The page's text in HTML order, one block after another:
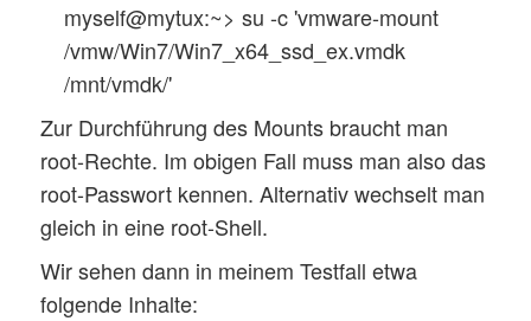
myself@mytux:~> su -c 'vmware-mount
/vmw/Win7/Win7_x64_ssd_ex.vmdk
/mnt/vmdk/'
Zur Durchführung des Mounts braucht man
root-Rechte. Im obigen Fall muss man also das
root-Passwort kennen. Alternativ wechselt man
gleich in eine root-Shell.
Wir sehen dann in meinem Testfall etwa
folgende Inhalte: